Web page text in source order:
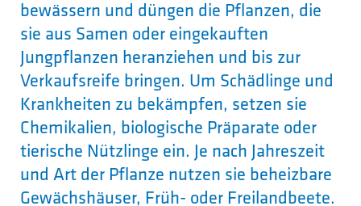
bewässern und düngen die Pflanzen, die
sie aus Samen oder eingekauften
Jungpflanzen heranziehen und bis zur
Verkaufsreife bringen. Um Schädlinge und
Krankheiten zu bekämpfen, setzen sie
Chemikalien, biologische Präparate oder
tierische Nützlinge ein. Je nach Jahreszeit
und Art der Pflanze nutzen sie beheizbare
Gewächshäuser, Früh- oder Freilandbeete.